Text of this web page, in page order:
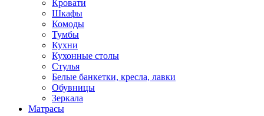
Кровати
Шкафы
Комоды
Тумбы
Кухни
Кухонные столы
Стулья
Белые банкетки, кресла, лавки
Обувницы
Зеркала
Матрасы